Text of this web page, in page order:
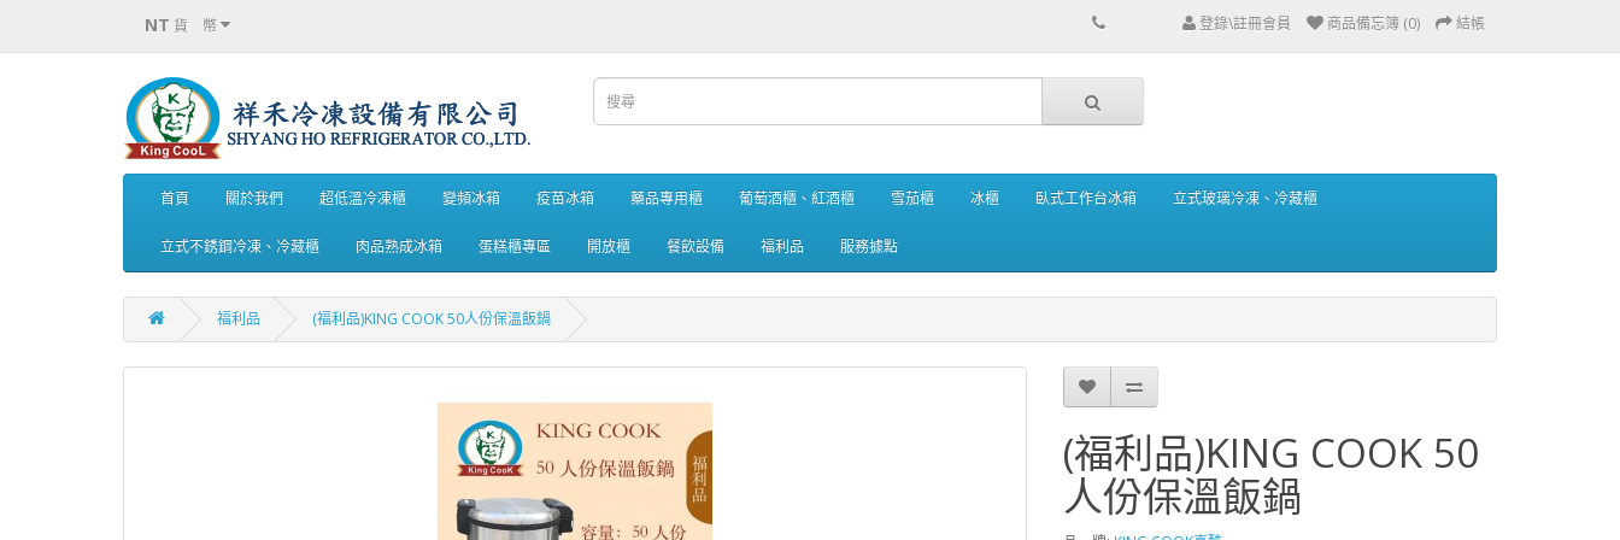
NT 貨 幣 登錄\註冊會員 商品備忘簿 (0) 結帳
首頁 關於我們 超低溫冷凍櫃 變頻冰箱 疫苗冰箱 藥品專用櫃 葡萄酒櫃、紅酒櫃 雪茄櫃 冰櫃 臥式工作台冰箱 立式玻璃冷凍、冷藏櫃
立式不銹鋼冷凍、冷藏櫃 肉品熟成冰箱 蛋糕櫃專區 開放櫃 餐飲設備 福利品 服務據點
福利品 (福利品)KING COOK 50人份保溫飯鍋
(福利品)KING COOK 50
人份保溫飯鍋